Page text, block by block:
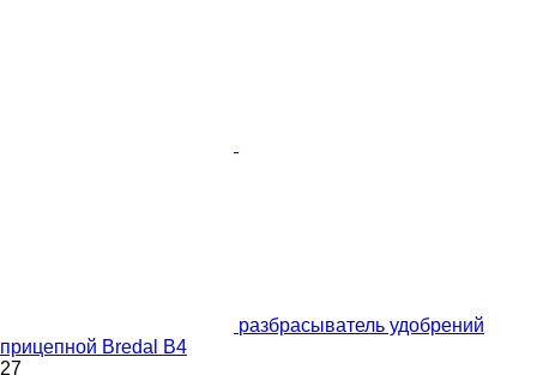
разбрасыватель удобрений
прицепной Bredal B4
27